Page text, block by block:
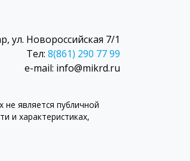
ул. Новороссийская 7/1
Тел: 8(861) 290 77 99
e-mail: info@mikrd.ru
является публичной
и характеристиках,